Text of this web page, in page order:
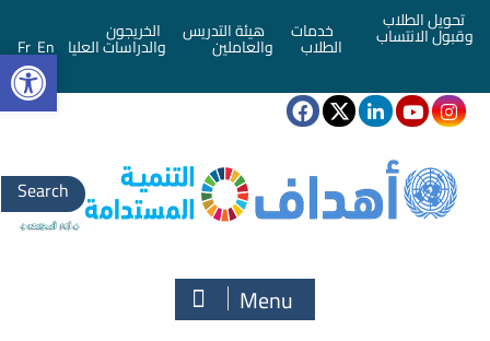
تحويل الطلاب
وقبول الانتساب خدمات
الطلاب
هيئة التدريس
والعاملين
الخريجون
والدراسات العليا En
Fr
Search
for:
Menu